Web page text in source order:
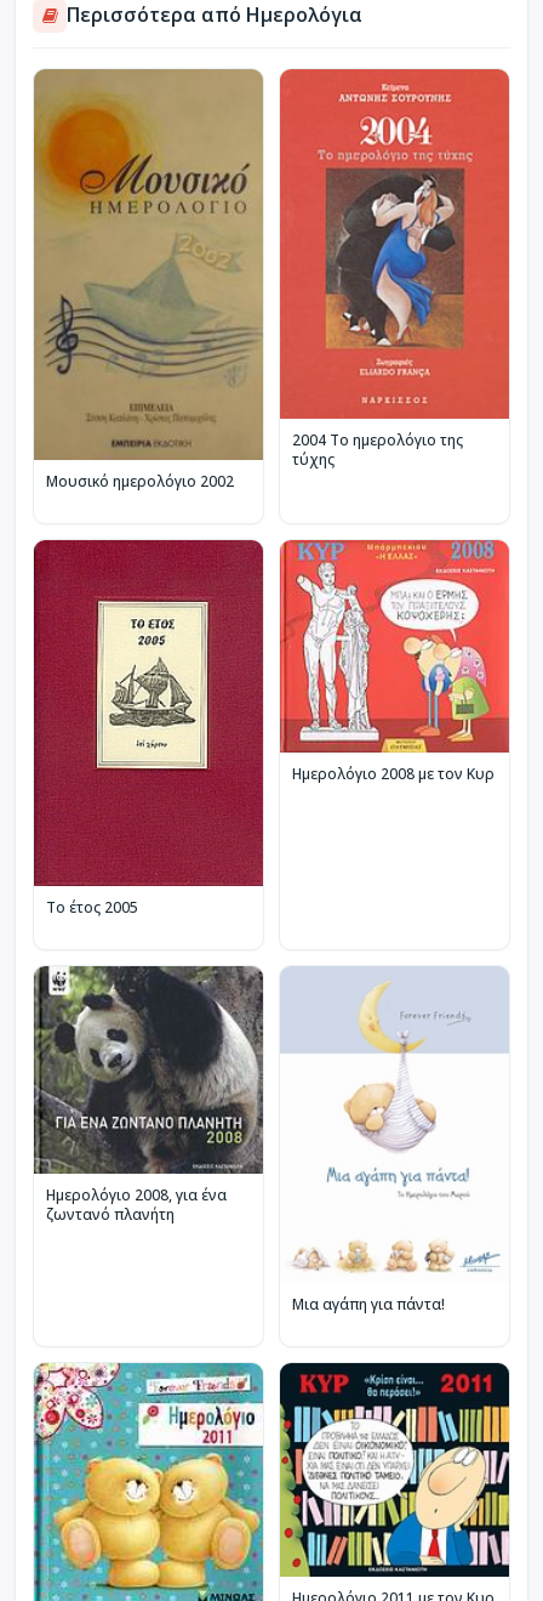
Περισσότερα από Ημερολόγια
Μουσικό ημερολόγιο 2002
2004 Το ημερολόγιο της
τύχης
Το έτος 2005
Ημερολόγιο 2008 με τον Κυρ
Ημερολόγιο 2008, για ένα
ζωντανό πλανήτη
Μια αγάπη για πάντα!